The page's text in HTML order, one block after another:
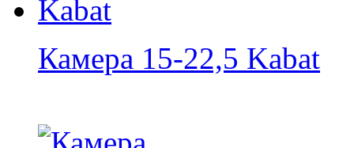
Камера 15-22,5 Kabat